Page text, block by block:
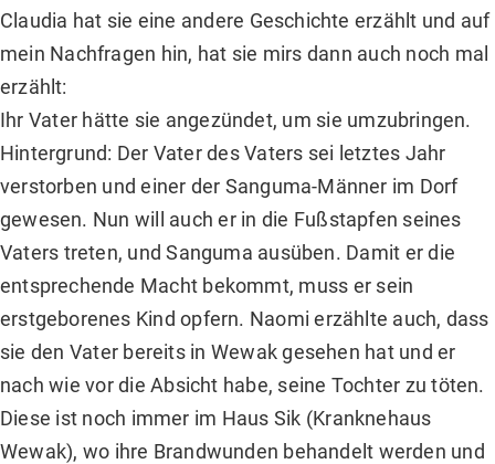
Claudia hat sie eine andere Geschichte erzählt und auf
mein Nachfragen hin, hat sie mirs dann auch noch mal
erzählt:
Ihr Vater hätte sie angezündet, um sie umzubringen.
Hintergrund: Der Vater des Vaters sei letztes Jahr
verstorben und einer der Sanguma-Männer im Dorf
gewesen. Nun will auch er in die Fußstapfen seines
Vaters treten, und Sanguma ausüben. Damit er die
entsprechende Macht bekommt, muss er sein
erstgeborenes Kind opfern. Naomi erzählte auch, dass
sie den Vater bereits in Wewak gesehen hat und er
nach wie vor die Absicht habe, seine Tochter zu töten.
Diese ist noch immer im Haus Sik (Kranknehaus
Wewak), wo ihre Brandwunden behandelt werden und